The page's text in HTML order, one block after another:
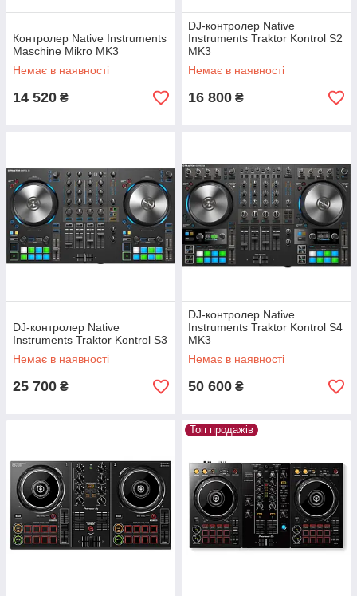
Контролер Native Instruments
Maschine Mikro MK3
Немає в наявності
14 520 ₴
DJ-контролер Native
Instruments Traktor Kontrol S2
MK3
Немає в наявності
16 800 ₴
DJ-контролер Native
Instruments Traktor Kontrol S3
Немає в наявності
25 700 ₴
DJ-контролер Native
Instruments Traktor Kontrol S4
MK3
Немає в наявності
50 600 ₴
Топ продажів